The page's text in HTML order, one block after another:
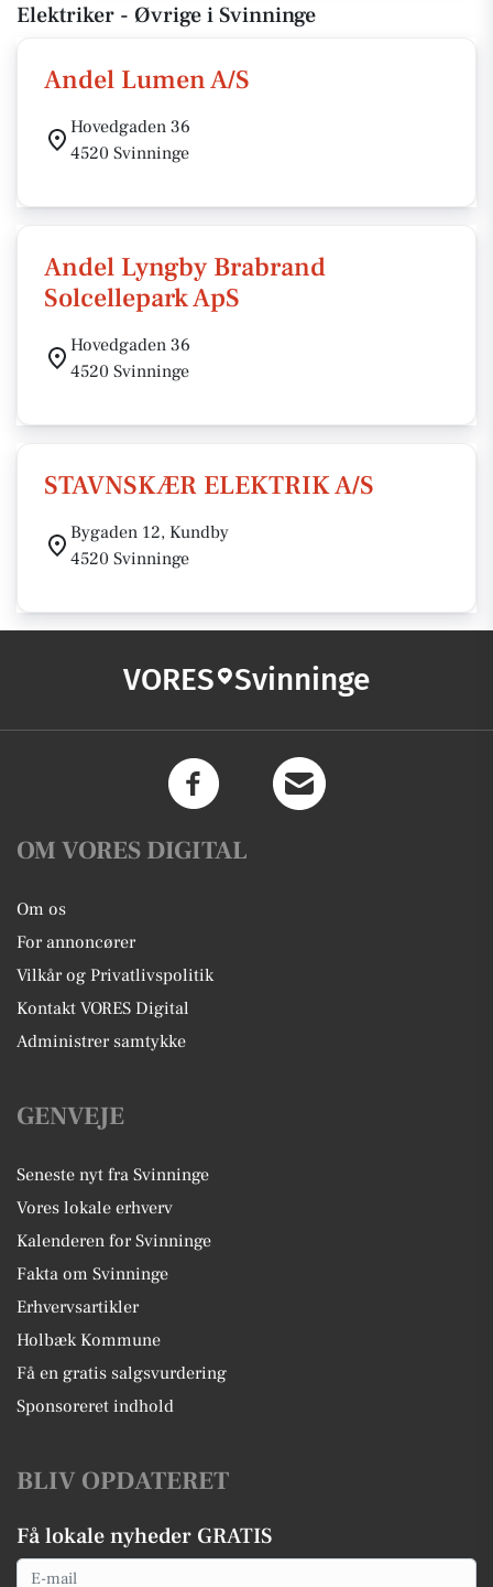
Elektriker - Øvrige i Svinninge
Andel Lumen A/S
Hovedgaden 36
4520 Svinninge
Andel Lyngby Brabrand
Solcellepark ApS
Hovedgaden 36
4520 Svinninge
STAVNSKÆR ELEKTRIK A/S
Bygaden 12, Kundby
4520 Svinninge
VORES Svinninge
OM VORES DIGITAL
Om os
For annoncører
Vilkår og Privatlivspolitik
Kontakt VORES Digital
Administrer samtykke
GENVEJE
Seneste nyt fra Svinninge
Vores lokale erhverv
Kalenderen for Svinninge
Fakta om Svinninge
Erhvervsartikler
Holbæk Kommune
Få en gratis salgsvurdering
Sponsoreret indhold
BLIV OPDATERET
Få lokale nyheder GRATIS
Email